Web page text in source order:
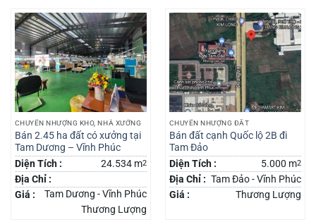
CHUYỂN NHƯỢNG KHO, NHÀ XƯỞNG
Bán 2.45 ha đất có xưởng tại
Tam Dương – Vĩnh Phúc
Diện Tích :
24.534 m2
Địa Chỉ :
Tam Dương - Vĩnh Phúc
Giá :
Thương Lượng
CHUYỂN NHƯỢNG ĐẤT
Bán đất cạnh Quốc lộ 2B đi
Tam Đảo
Diện Tích :
5.000 m2
Địa Chỉ : Tam Đảo - Vĩnh Phúc
Giá :
Thương Lượng